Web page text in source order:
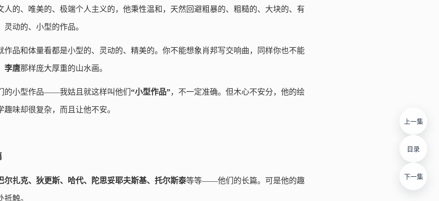
上一集
目录
下一集
人的、唯美的、极端个人主义的，他秉性温和，天然回避粗暴的、粗糙的、大块的、有
动的、小型的作品。
作品和体量看都是小型的、灵动的、精美的。你不能想象肖邦写交响曲，同样你也不能
李唐那样庞大厚重的山水画。
的小型作品——我姑且就这样叫他们 “小型作品”，不一定准确。但木心不安分，他的绘
味却很复杂，而且让他不安。
尔扎克、狄更斯、哈代、陀思妥耶夫斯基、托尔斯泰等等——他们的长篇。可是他的趣
触。